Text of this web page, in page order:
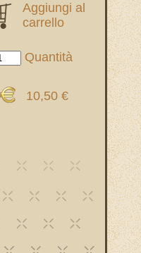
Aggiungi al
carrello
Quantità
10,50 €